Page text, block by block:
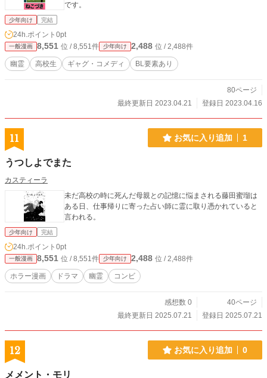
です。
少年向け 完結
24h.ポイント 0pt
一般漫画 8,551 位 / 8,551件 少年向け 2,488 位 / 2,488件
幽霊 高校生 ギャグ・コメディ BL要素あり
80ページ
最終更新日 2023.04.21
登録日 2023.04.16
11 お気に入り追加 1
うつしよでまた
カスティーラ
未だ高校の時に死んだ母親との記憶に悩まされる藤田蜜瑠は
ある日、仕事帰りに寄った占い師に霊に取り憑かれていると
言われる。
少年向け 完結
24h.ポイント 0pt
一般漫画 8,551 位 / 8,551件 少年向け 2,488 位 / 2,488件
ホラー漫画 ドラマ 幽霊 コンビ
感想数 0
40ページ
最終更新日 2025.07.21
登録日 2025.07.21
12 お気に入り追加 0
メメント・モリ